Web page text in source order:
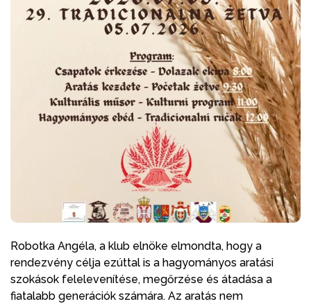
Robotka Angéla, a klub elnöke elmondta, hogy a
rendezvény célja ezúttal is a hagyományos aratási
szokások felelevenítése, megőrzése és átadása a
fiatalabb generációk számára. Az aratás nem